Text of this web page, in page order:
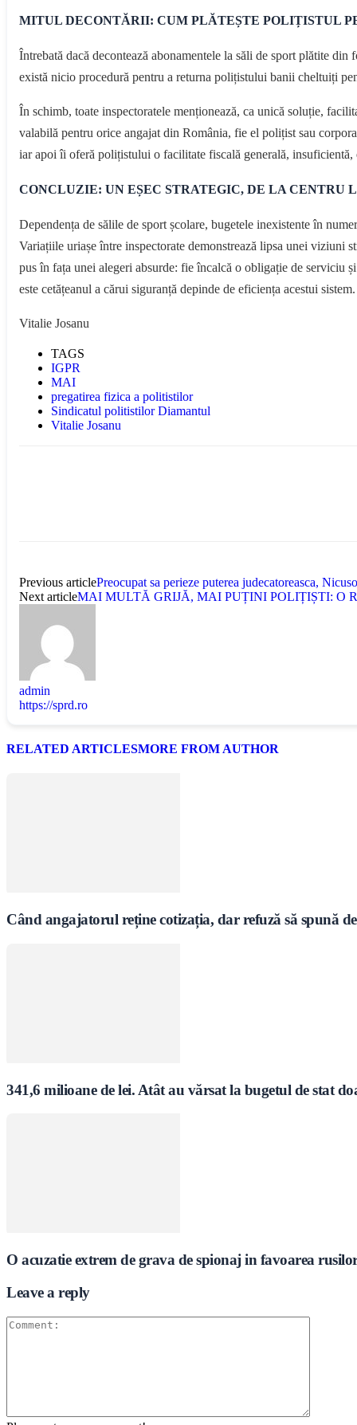
MITUL DECONTĂRII: CUM PLĂTEȘTE POLIȚISTUL
Întrebată dacă decontează abonamentele la săli de sport plătite
există nicio procedură pentru a returna polițistului banii cheltuiți
În schimb, toate inspectoratele menționează, ca unică soluție,
valabilă pentru orice angajat din România, fie el polițist sau
iar apoi îi oferă polițistului o facilitate fiscală generală, insuficientă,
CONCLUZIE: UN EȘEC STRATEGIC, DE LA CENTRU
Dependența de sălile de sport școlare, bugetele inexistente în
Variațiile uriașe între inspectorate demonstrează lipsa unei viziuni
pus în fața unei alegeri absurde: fie încalcă o obligație de serviciu
este cetățeanul a cărui siguranță depinde de eficiența acestui sistem.
Vitalie Josanu
TAGS
IGPR
MAI
pregatirea fizica a politistilor
Sindicatul politistilor Diamantul
Vitalie Josanu
Previous articlePreocupat sa perieze puterea judecatoreasca,
Next articleMAI MULTĂ GRIJĂ, MAI PUȚINI POLIȚIȘTI: O
admin
https://sprd.ro
RELATED ARTICLESMORE FROM AUTHOR
Când angajatorul reține cotizația, dar refuză să spună
341,6 milioane de lei. Atât au vărsat la bugetul de stat
O acuzatie extrem de grava de spionaj in favoarea
Leave a reply